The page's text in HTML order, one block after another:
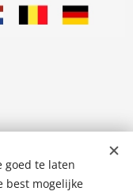
goed te laten
best mogelijke